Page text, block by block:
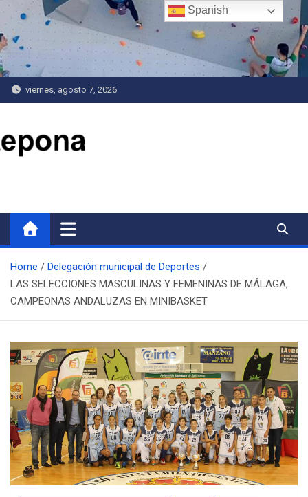
Saltar
al
contenido
viernes, agosto 7, 2026
Home
Delegación municipal de Deportes
LAS SELECCIONES MASCULINAS Y FEMENINAS DE MÁLAGA,
CAMPEONAS ANDALUZAS EN MINIBASKET
Spanish